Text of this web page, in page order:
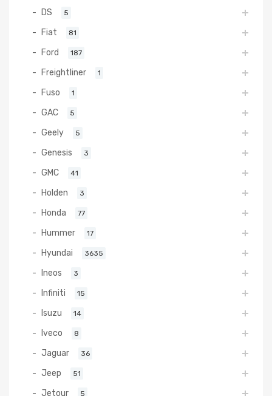
DS 5
Fiat 81
Ford 187
Freightliner 1
Fuso 1
GAC 5
Geely 5
Genesis 3
GMC 41
Holden 3
Honda 77
Hummer 17
Hyundai 3635
Ineos 3
Infiniti 15
Isuzu 14
Iveco 8
Jaguar 36
Jeep 51
Jetour 5